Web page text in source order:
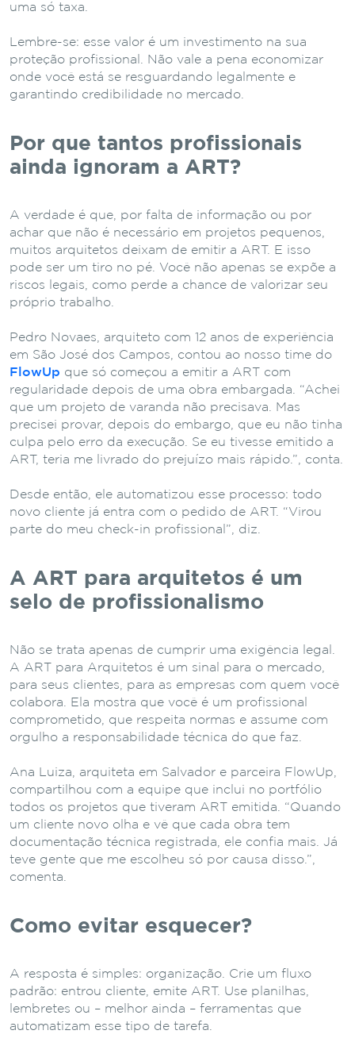
uma só taxa.
Lembre-se: esse valor é um investimento na sua
proteção profissional. Não vale a pena economizar
onde você está se resguardando legalmente e
garantindo credibilidade no mercado.
Por que tantos profissionais
ainda ignoram a ART?
A verdade é que, por falta de informação ou por
achar que não é necessário em projetos pequenos,
muitos arquitetos deixam de emitir a ART. E isso
pode ser um tiro no pé. Você não apenas se expõe a
riscos legais, como perde a chance de valorizar seu
próprio trabalho.
Pedro Novaes, arquiteto com 12 anos de experiência
em São José dos Campos, contou ao nosso time do
FlowUp que só começou a emitir a ART com
regularidade depois de uma obra embargada. “Achei
que um projeto de varanda não precisava. Mas
precisei provar, depois do embargo, que eu não tinha
culpa pelo erro da execução. Se eu tivesse emitido a
ART, teria me livrado do prejuízo mais rápido.”, conta.
Desde então, ele automatizou esse processo: todo
novo cliente já entra com o pedido de ART. “Virou
parte do meu check-in profissional”, diz.
A ART para arquitetos é um
selo de profissionalismo
Não se trata apenas de cumprir uma exigência legal.
A ART para Arquitetos é um sinal para o mercado,
para seus clientes, para as empresas com quem você
colabora. Ela mostra que você é um profissional
comprometido, que respeita normas e assume com
orgulho a responsabilidade técnica do que faz.
Ana Luiza, arquiteta em Salvador e parceira FlowUp,
compartilhou com a equipe que inclui no portfólio
todos os projetos que tiveram ART emitida. “Quando
um cliente novo olha e vê que cada obra tem
documentação técnica registrada, ele confia mais. Já
teve gente que me escolheu só por causa disso.”,
comenta.
Como evitar esquecer?
A resposta é simples: organização. Crie um fluxo
padrão: entrou cliente, emite ART. Use planilhas,
lembretes ou – melhor ainda – ferramentas que
automatizam esse tipo de tarefa.